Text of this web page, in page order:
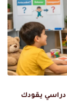
دراسي يقودك